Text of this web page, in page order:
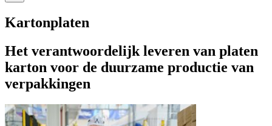
Kartonplaten
Het verantwoordelijk leveren van platen
karton voor de duurzame productie van
verpakkingen